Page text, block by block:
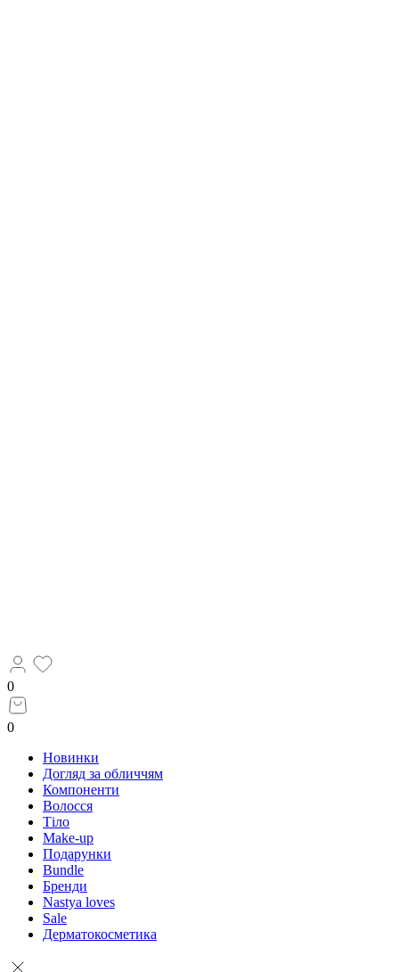
0
0
Новинки
Догляд за обличчям
Компоненти
Волосся
Тіло
Make-up
Подарунки
Bundle
Бренди
Nastya loves
Sale
Дерматокосметика